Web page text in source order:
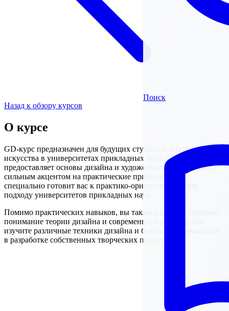
Поиск
Назад к обзору курсов
О курсе
GD-курс предназначен для будущих студентов дизайна и
искусства в университетах прикладных наук. Он
предоставляет основы дизайна и художественные основы с
сильным акцентом на практические применения и
специально готовит вас к практико-ориентированному
подходу университетов прикладных наук.
Помимо практических навыков, вы также разовьете прочное
понимание теории дизайна и современного дизайна. Вы
изучите различные техники дизайна и будете практиковаться
в разработке собственных творческих проектов.